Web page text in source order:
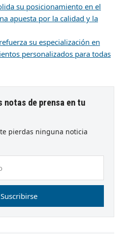
su posicionamiento en el
apuesta por la calidad y la
su especialización en
personalizados para todas
notas de prensa en tu
pierdas ninguna noticia
Suscribirse